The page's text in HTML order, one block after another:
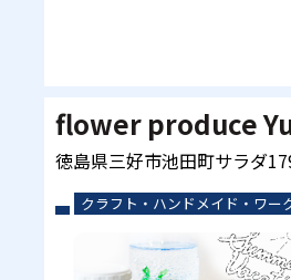
flower produce
徳島県三好市池田町サラダ
クラフト・ハンドメイド・ワー